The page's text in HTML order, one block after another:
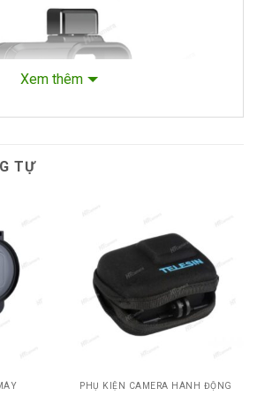
nhựa vlog Ulanzi GoPro 8
bài viết
Xem thêm
TỰ
PHỤ KIỆN CAMERA HÀNH ĐỘNG